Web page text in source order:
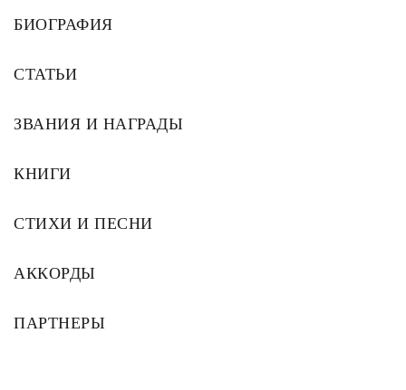
БИОГРАФИЯ
СТАТЬИ
ЗВАНИЯ И НАГРАДЫ
КНИГИ
СТИХИ И ПЕСНИ
АККОРДЫ
ПАРТНЕРЫ